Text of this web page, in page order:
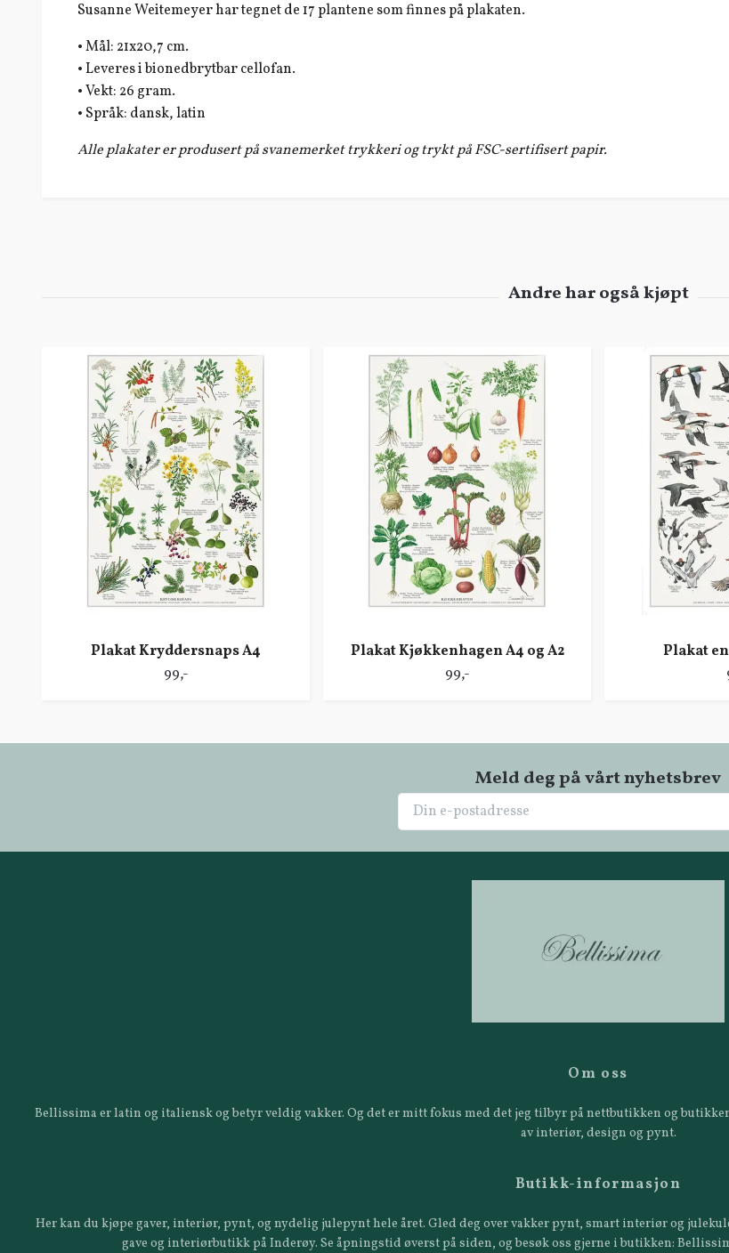
Susanne Weitemeyer har tegnet de 17 plantene som finnes på plakaten.
• Mål: 21x20,7 cm.
• Leveres i bionedbrytbar cellofan.
• Vekt: 26 gram.
• Språk: dansk, latin
Alle plakater er produsert på svanemerket trykkeri og trykt på FSC-sertifisert papir.
Plakat Kryddersnaps A4
99,-
Plakat Kjøkkenhagen A4 og A2
99,-
Plakat
Meld deg på vårt nyhetsbrev
Om oss
Bellissima er latin og italiensk og betyr veldig vakker. Og det er mitt fokus med det jeg tilbyr på nettbutikken og
av interiør, design og pynt.
Butikk-informasjon
Her kan du kjøpe gaver, interiør, pynt, og nydelig julepynt hele året. Gled deg over vakker pynt, smart interiør og
gave og interiørbutikk på Inderøy. Se åpningstid øverst på siden, og besøk oss gjerne i butikken: